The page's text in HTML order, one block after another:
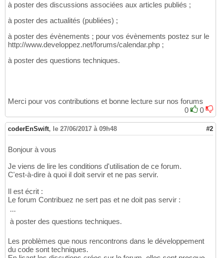
à poster des discussions associées aux articles publiés ;
à poster des actualités (publiées) ;
à poster des évènements ; pour vos évènements postez sur le
http://www.developpez.net/forums/calendar.php ;
à poster des questions techniques.
Merci pour vos contributions et bonne lecture sur nos forums
0
0
coderEnSwift, le 27/06/2017 à 09h48 #2
Bonjour à vous
Je viens de lire les conditions d'utilisation de ce forum.
C'est-à-dire à quoi il doit servir et ne pas servir.
Il est écrit :
Le forum Contribuez ne sert pas et ne doit pas servir :
 ...
 à poster des questions techniques.
Les problèmes que nous rencontrons dans le développement
du code sont techniques.